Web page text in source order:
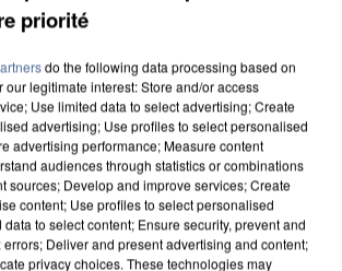
priorité
do the following data processing based on
our legitimate interest: Store and/or access
Use limited data to select advertising; Create
advertising; Use profiles to select personalised
advertising performance; Measure content
audiences through statistics or combinations
sources; Develop and improve services; Create
content; Use profiles to select personalised
to select content; Ensure security, prevent and
errors; Deliver and present advertising and content;
privacy choices. These technologies may